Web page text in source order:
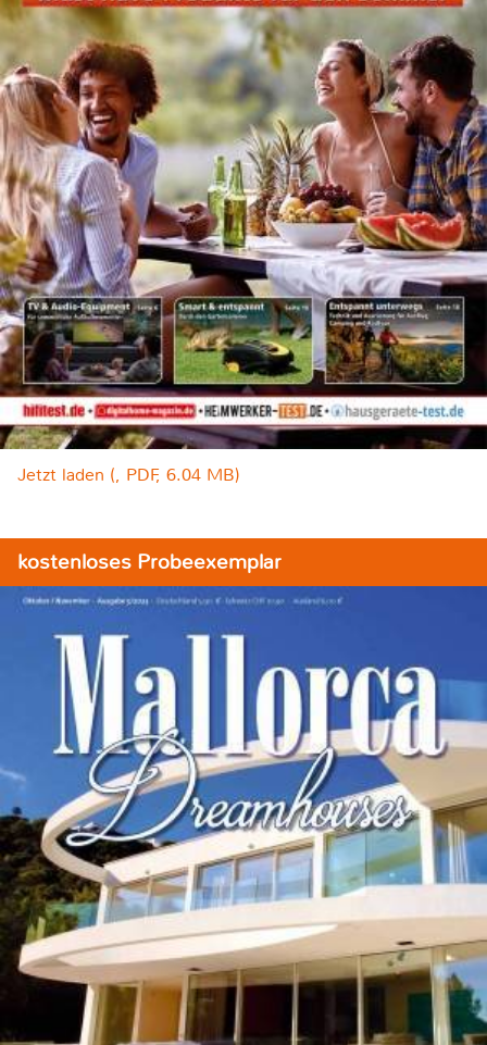
Jetzt laden (, PDF, 6.04 MB)
kostenloses Probeexemplar